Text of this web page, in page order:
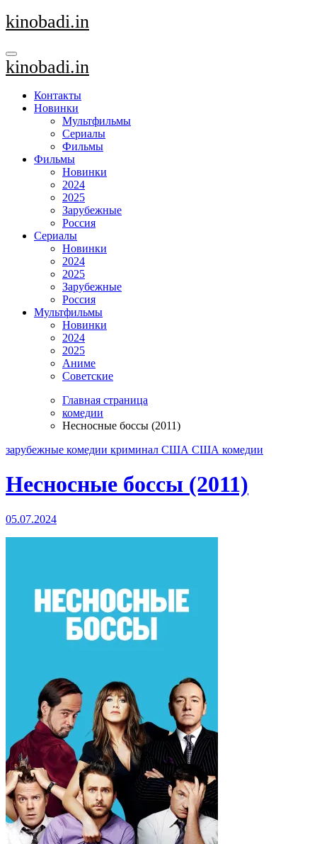
Перейти
к
kinobadi.in
kinobadi.in
Контакты
Новинки
Мультфильмы
Сериалы
Фильмы
Фильмы
Новинки
2024
2025
Зарубежные
Россия
Сериалы
Новинки
2024
2025
Зарубежные
Россия
Мультфильмы
Новинки
2024
2025
Аниме
Советские
Главная страница
комедии
Несносные боссы (2011)
зарубежные комедии криминал США США комедии
Несносные боссы (2011)
05.07.2024